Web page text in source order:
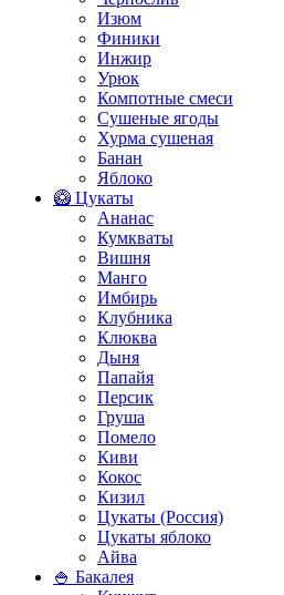
Изюм
Финики
Инжир
Урюк
Компотные смеси
Сушеные ягоды
Хурма сушеная
Банан
Яблоко
🥝 Цукаты
Ананас
Кумкваты
Вишня
Манго
Имбирь
Клубника
Клюква
Дыня
Папайя
Персик
Груша
Помело
Киви
Кокос
Кизил
Цукаты (Россия)
Цукаты яблоко
Айва
🍚 Бакалея